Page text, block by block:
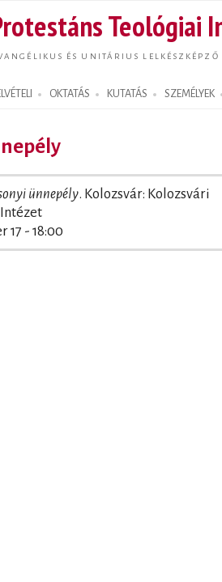
Teológiai
ÉS UNITÁRIUS LELKÉSZKÉPZŐ
OKTATÁS KUTATÁS SZEMÉLYEK
ünnepély. Kolozsvár: Kolozsvári
17 - 18:00